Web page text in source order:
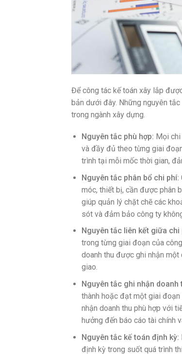
Để công tác kế toán xây lắp
bản dưới đây. Những nguyên
trong ngành xây dựng.
Nguyên tắc phù hợp: Mọi
và đầy đủ theo từng giai
trình tại mỗi mốc thời gian,
Nguyên tắc phân bổ chi phí:
móc, thiết bị, cần được phân
giúp quản lý chặt chẽ các
sót và đảm bảo công ty
Nguyên tắc liên kết giữa chi
trong từng giai đoạn của
doanh thu được ghi nhận một
giao.
Nguyên tắc ghi nhận doanh
thành hoặc đạt một giai
nhận doanh thu phù hợp với
hưởng đến báo cáo tài chính
Nguyên tắc kế toán định kỳ:
định kỳ trong suốt quá trình